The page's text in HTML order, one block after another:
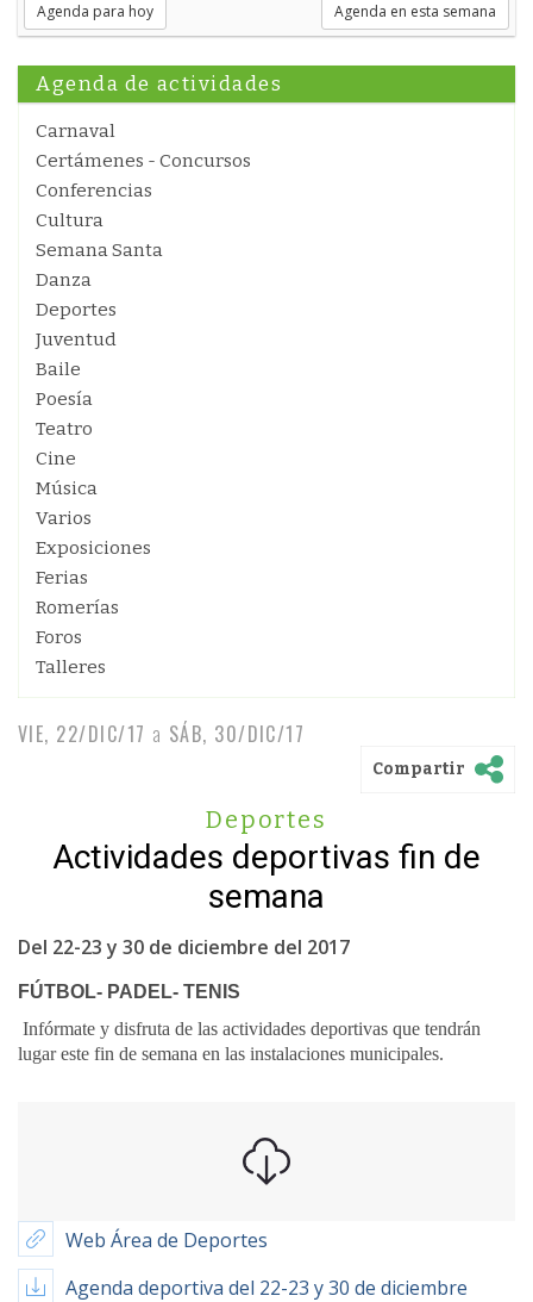
Agenda para hoy Agenda en esta semana
Agenda de actividades
Carnaval
Certámenes - Concursos
Conferencias
Cultura
Semana Santa
Danza
Deportes
Juventud
Baile
Poesía
Teatro
Cine
Música
Varios
Exposiciones
Ferias
Romerías
Foros
Talleres
VIE, 22/DIC/17 a SÁB, 30/DIC/17
Compartir
Deportes
Actividades deportivas fin de
semana
Del 22-23 y 30 de diciembre del 2017
FÚTBOL- PADEL- TENIS
Infórmate y disfruta de las actividades deportivas que tendrán
lugar este fin de semana en las instalaciones municipales.
Web Área de Deportes
Agenda deportiva del 22-23 y 30 de diciembre